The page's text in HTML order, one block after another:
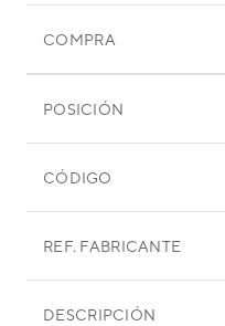
COMPRA
POSICIÓN
CÓDIGO
REF. FABRICANTE
DESCRIPCIÓN